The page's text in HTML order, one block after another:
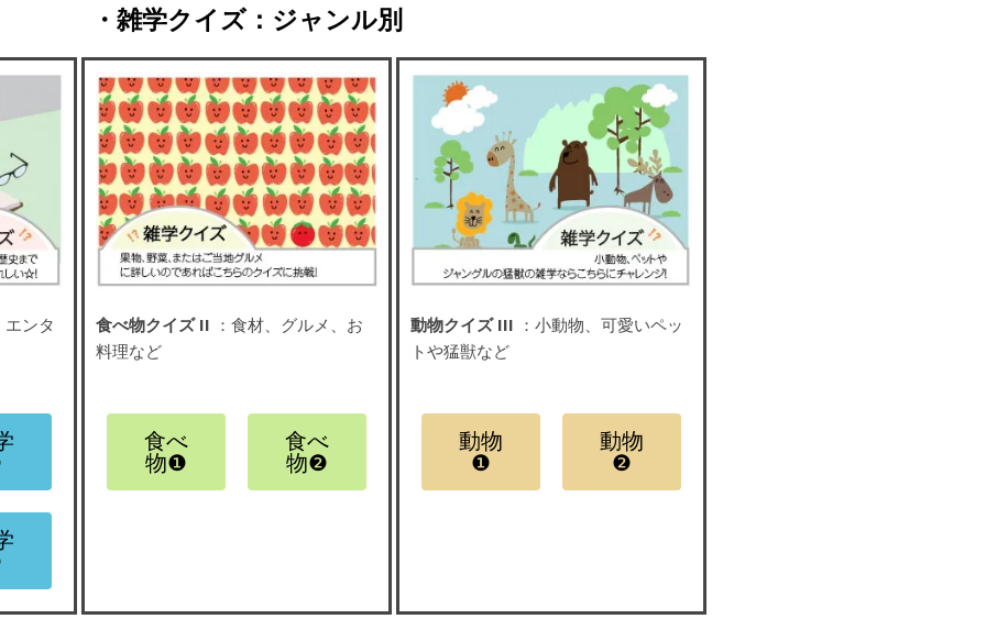
・雑学クイズ：ジャンル別
エンタ
食べ物クイズ II ：食材、グルメ、お
料理など
食べ
物❶
食べ
物❷
動物クイズ III ：小動物、可愛いペッ
トや猛獣など
動物
❶
動物
❷